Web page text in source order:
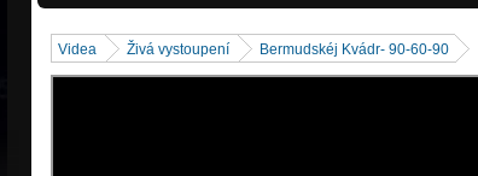
Videa Živá vystoupení Bermudskéj Kvádr- 90-60-90